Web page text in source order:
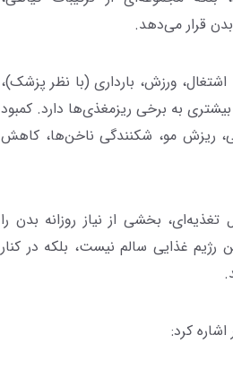
بدن قرار می‌دهد.
ورزش، بارداری (با نظر پزشک)،
به برخی ریزمغذی‌ها دارد. کمبود
ریزش مو، شکنندگی ناخن‌ها، کاهش
بخشی از نیاز روزانه بدن را
غذایی سالم نیست، بلکه در کنار
کرد: